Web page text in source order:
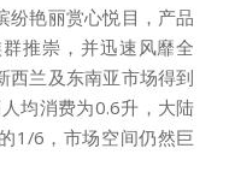
纷艳丽赏心悦目，产品
推崇，并迅速风靡全
西兰及东南亚市场得到
均消费为0.6升，大陆
1/6，市场空间仍然巨